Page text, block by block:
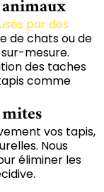
par des
de chats ou de
mesure.
des taches
comme
vos tapis,
Nous
éliminer les